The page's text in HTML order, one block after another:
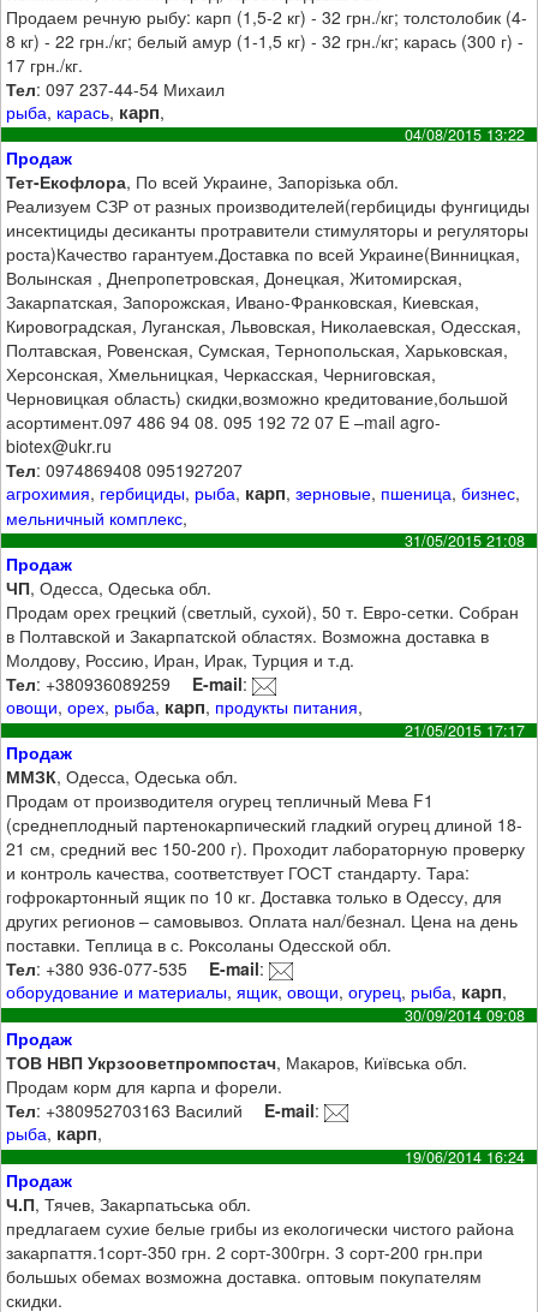
Продаем речную рыбу: карп (1,5-2 кг) - 32 грн./кг; толстолобик (4-
8 кг) - 22 грн./кг; белый амур (1-1,5 кг) - 32 грн./кг; карась (300 г) -
17 грн./кг.
Тел: 097 237-44-54 Михаил
рыба, карась, карп,
04/08/2015 13:22
Продаж
Тет-Екофлора, По всей Украине, Запорізька обл.
Реализуем СЗР от разных производителей(гербициды фунгициды
инсектициды десиканты протравители стимуляторы и регуляторы
роста)Качество гарантуем.Доставка по всей Украине(Винницкая,
Волынская , Днепропетровская, Донецкая, Житомирская,
Закарпатская, Запорожская, Ивано-Франковская, Киевская,
Кировоградская, Луганская, Львовская, Николаевская, Одесская,
Полтавская, Ровенская, Сумская, Тернопольская, Харьковская,
Херсонская, Хмельницкая, Черкасская, Черниговская,
Черновицкая область) скидки,возможно кредитование,большой
асортимент.097 486 94 08. 095 192 72 07 E –mail agro-
biotex@ukr.ru
Тел: 0974869408 0951927207
агрохимия, гербициды, рыба, карп,зерновые, пшеница,бизнес,
мельничный комплекс,
31/05/2015 21:08
Продаж
ЧП, Одесса, Одеська обл.
Продам орех грецкий (светлый, сухой), 50 т. Евро-сетки. Собран
в Полтавской и Закарпатской областях. Возможна доставка в
Молдову, Россию, Иран, Ирак, Турция и т.д.
Тел: +380936089259 E-mail:
овощи,орех, рыба, карп, продукты питания,
21/05/2015 17:17
Продаж
ММЗК, Одесса, Одеська обл.
Продам от производителя огурец тепличный Мева F1
(среднеплодный партенокарпический гладкий огурец длиной 18-
21 см, средний вес 150-200 г). Проходит лабораторную проверку
и контроль качества, соответствует ГОСТ стандарту. Тара:
гофрокартонный ящик по 10 кг. Доставка только в Одессу, для
других регионов – самовывоз. Оплата нал/безнал. Цена на день
поставки. Теплица в с. Роксоланы Одесской обл.
Тел: +380 936-077-535 E-mail:
оборудование и материалы,ящик,овощи,огурец, рыба, карп,
30/09/2014 09:08
Продаж
ТОВ НВП Укрзооветпромпостач, Макаров, Київська обл.
Продам корм для карпа и форели.
Тел: +380952703163 Василий E-mail:
рыба, карп,
19/06/2014 16:24
Продаж
Ч.П, Тячев, Закарпатьська обл.
предлагаем сухие белые грибы из екологически чистого района
закарпаття.1сорт-350 грн. 2 сорт-300грн. 3 сорт-200 грн.при
большых обемах возможна доставка. оптовым покупателям
скидки.